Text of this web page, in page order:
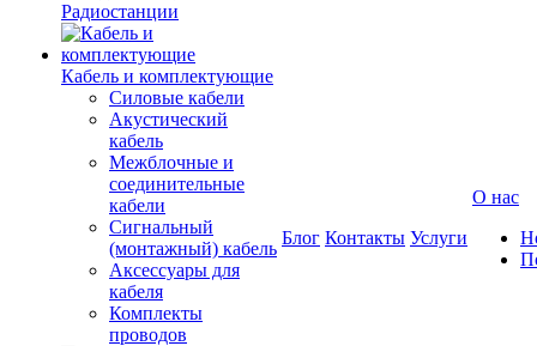
Радиостанции
Кабель и комплектующие
Силовые кабели
Акустический
кабель
Межблочные и
соединительные
кабели
Сигнальный
(монтажный) кабель
Аксессуары для
кабеля
Комплекты
проводов
Блог Контакты Услуги
О нас